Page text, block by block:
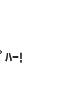
ﾊｰ!